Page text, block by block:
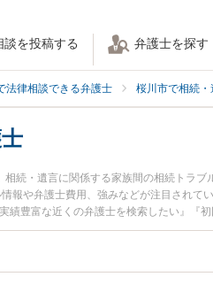
談を投稿する 弁護士を探す
法律相談できる弁護士 桜川市で相続
続・遺言に関係する家族間の相続トラ
報や弁護士費用、強みなどが注目され
豊富な近くの弁護士を検索したい』『